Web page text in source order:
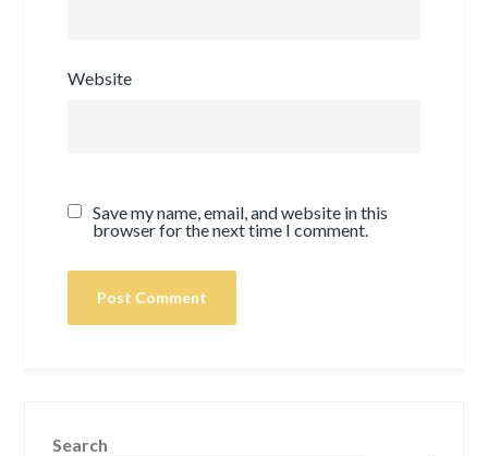
Website
Save my name, email, and website in this
browser for the next time I comment.
Search